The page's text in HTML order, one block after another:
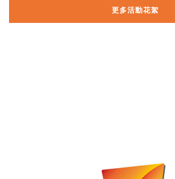
更多活動花絮